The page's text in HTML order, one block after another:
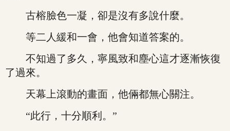
古榕臉色一凝，卻是沒有多說什麼。
等二人緩和一會，他會知道答案的。
不知過了多久，寧風致和塵心這才逐漸恢復
了過來。
天幕上滾動的畫面，他倆都無心關注。
“此行，十分順利。”